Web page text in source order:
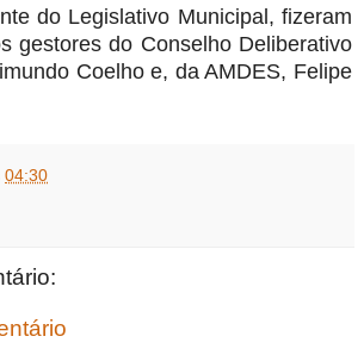
do Legislativo Municipal, fizeram
gestores do Conselho Deliberativo
Coelho e, da AMDES, Felipe
04:30